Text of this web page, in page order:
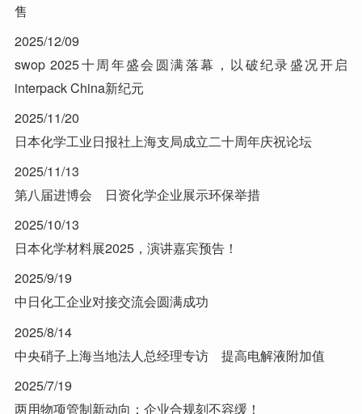
售
2025/12/09
swop 2025十周年盛会圆满落幕，以破纪录盛况开启
interpack China新纪元
2025/11/20
日本化学工业日报社上海支局成立二十周年庆祝论坛
2025/11/13
第八届进博会 日资化学企业展示环保举措
2025/10/13
日本化学材料展2025，演讲嘉宾预告！
2025/9/19
中日化工企业对接交流会圆满成功
2025/8/14
中央硝子上海当地法人总经理专访 提高电解液附加值
2025/7/19
两用物项管制新动向：企业合规刻不容缓！